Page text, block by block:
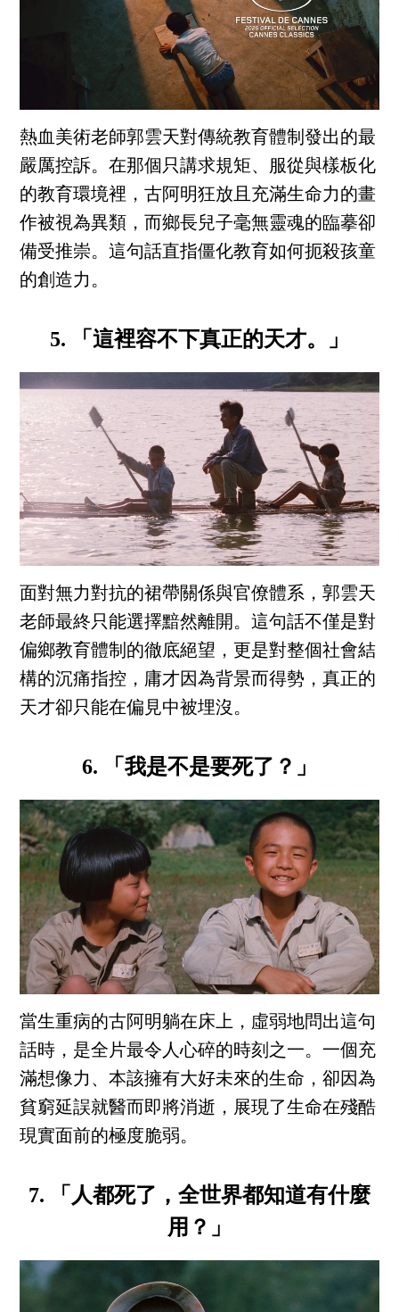
熱血美術老師郭雲天對傳統教育體制發出的最
嚴厲控訴。在那個只講求規矩、服從與樣板化
的教育環境裡，古阿明狂放且充滿生命力的畫
作被視為異類，而鄉長兒子毫無靈魂的臨摹卻
備受推崇。這句話直指僵化教育如何扼殺孩童
的創造力。
5. 「這裡容不下真正的天才。」
面對無力對抗的裙帶關係與官僚體系，郭雲天
老師最終只能選擇黯然離開。這句話不僅是對
偏鄉教育體制的徹底絕望，更是對整個社會結
構的沉痛指控，庸才因為背景而得勢，真正的
天才卻只能在偏見中被埋沒。
6. 「我是不是要死了？」
當生重病的古阿明躺在床上，虛弱地問出這句
話時，是全片最令人心碎的時刻之一。一個充
滿想像力、本該擁有大好未來的生命，卻因為
貧窮延誤就醫而即將消逝，展現了生命在殘酷
現實面前的極度脆弱。
7. 「人都死了，全世界都知道有什麼
用？」